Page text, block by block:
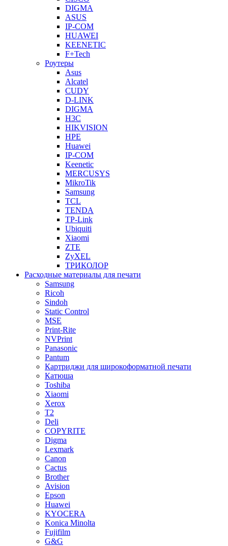
DIGMA
ASUS
IP-COM
HUAWEI
KEENETIC
F+Tech
Роутеры
Asus
Alcatel
CUDY
D-LINK
DIGMA
H3C
HIKVISION
HPE
Huawei
IP-COM
Keenetic
MERCUSYS
MikroTik
Samsung
TCL
TENDA
TP-Link
Ubiquiti
Xiaomi
ZTE
ZyXEL
ТРИКОЛОР
Расходные материалы для печати
Samsung
Ricoh
Sindoh
Static Control
MSE
Print-Rite
NVPrint
Panasonic
Pantum
Картриджи для широкоформатной печати
Катюша
Toshiba
Xiaomi
Xerox
T2
Deli
COPYRITE
Digma
Lexmark
Canon
Cactus
Brother
Avision
Epson
Huawei
KYOCERA
Konica Minolta
Fujifilm
G&G